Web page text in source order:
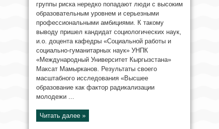
группы риска нередко попадают люди с высоким
образовательным уровнем и серьезными
профессиональными амбициями. К такому
выводу пришел кандидат социологических наук,
и.о. доцента кафедры «Социальной работы и
социально-гуманитарных наук» УНПК
«Международный Университет Кыргызстана»
Максат Мамырканов. Результаты своего
масштабного исследования «Высшее
образование как фактор радикализации
молодежи ...
Читать далее »